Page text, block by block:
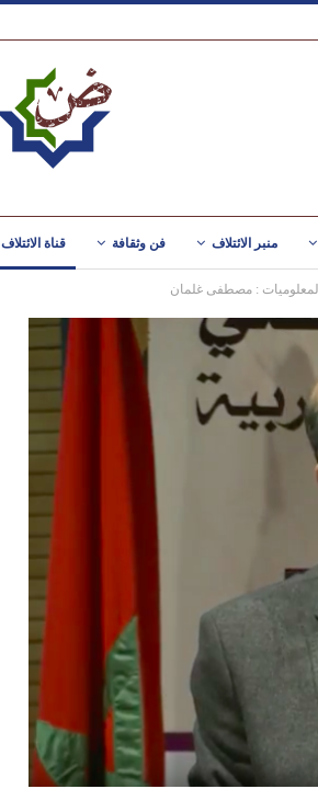
منبر الائتلاف فن وثقافة قناة الائتلاف
المعلوميات : مصطفى غلمان